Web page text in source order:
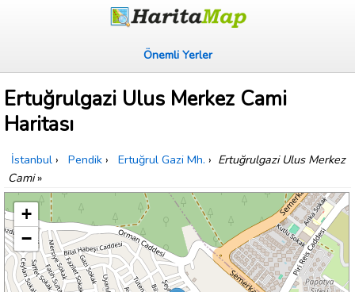
Önemli Yerler
Ertuğrulgazi Ulus Merkez Cami
Haritası
İstanbul › Pendik › Ertuğrul Gazi Mh. › Ertuğrulgazi Ulus Merkez
Cami»
+
−